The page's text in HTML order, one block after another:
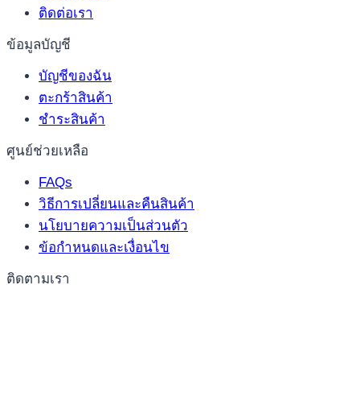
ติดต่อเรา
ข้อมูลบัญชี
บัญชีของฉัน
ตะกร้าสินค้า
ชำระสินค้า
ศูนย์ช่วยเหลือ
FAQs
วิธีการเปลี่ยนและคืนสินค้า
นโยบายความเป็นส่วนตัว
ข้อกำหนดและเงื่อนไข
ติดตามเรา